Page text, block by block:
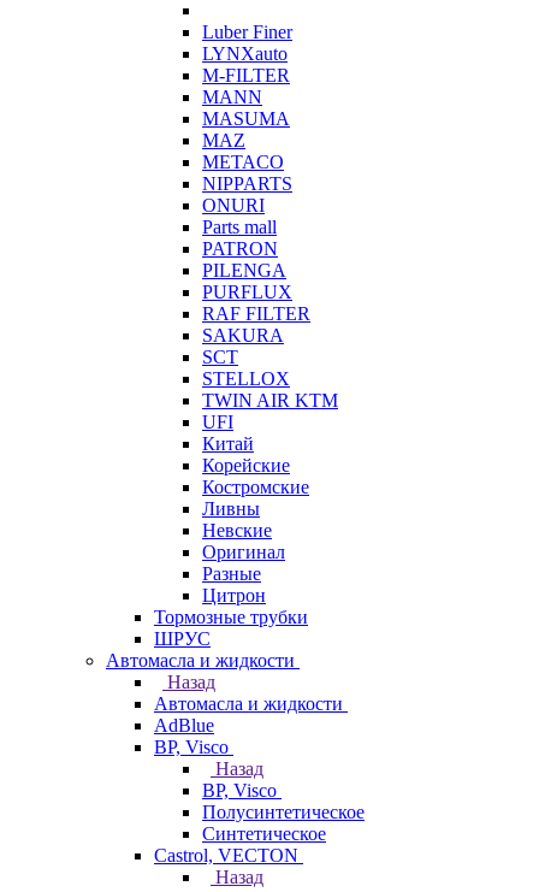
Luber Finer
LYNXauto
M-FILTER
MANN
MASUMA
MAZ
METACO
NIPPARTS
ONURI
Parts mall
PATRON
PILENGA
PURFLUX
RAF FILTER
SAKURA
SCT
STELLOX
TWIN AIR KTM
UFI
Китай
Корейские
Костромские
Ливны
Невские
Оригинал
Разные
Цитрон
Тормозные трубки
ШРУС
Автомасла и жидкости
Назад
Автомасла и жидкости
AdBlue
BP, Visco
Назад
BP, Visco
Полусинтетическое
Синтетическое
Castrol, VECTON
Назад